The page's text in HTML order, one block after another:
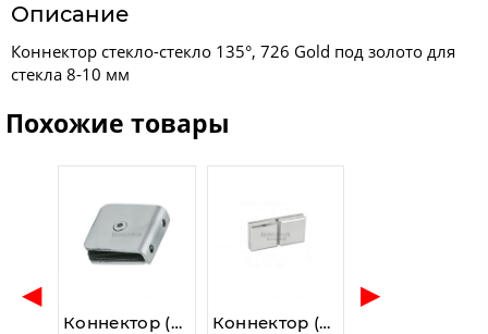
Описание
Коннектор стекло-стекло 135°, 726 Gold под золото для
стекла 8-10 мм
Похожие товары
◀
Коннектор (731 SSS ) стекло-стена, 2 отверстия (без фаски), нерж. сталь матовая Коннектор (724 PSS) стекло-стекло 180°, нерж. сталь полированная
▶